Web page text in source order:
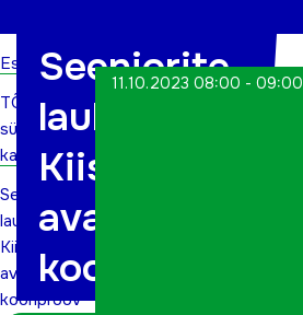
Esileht
TÕN
sündmuste
kalender
Seeniorite
lauluring
Kiisal
avatud
kooriproov
Seeniorite
lauluring
Kiisal
avatud
kooriproov
11.10.2023 08:00 - 09:00